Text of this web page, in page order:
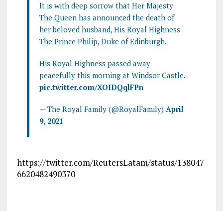
It is with deep sorrow that Her Majesty
The Queen has announced the death of
her beloved husband, His Royal Highness
The Prince Philip, Duke of Edinburgh.
His Royal Highness passed away
peacefully this morning at Windsor Castle.
pic.twitter.com/XOIDQqlFPn
— The Royal Family (@RoyalFamily) April
9, 2021
https://twitter.com/ReutersLatam/status/138047
6620482490370